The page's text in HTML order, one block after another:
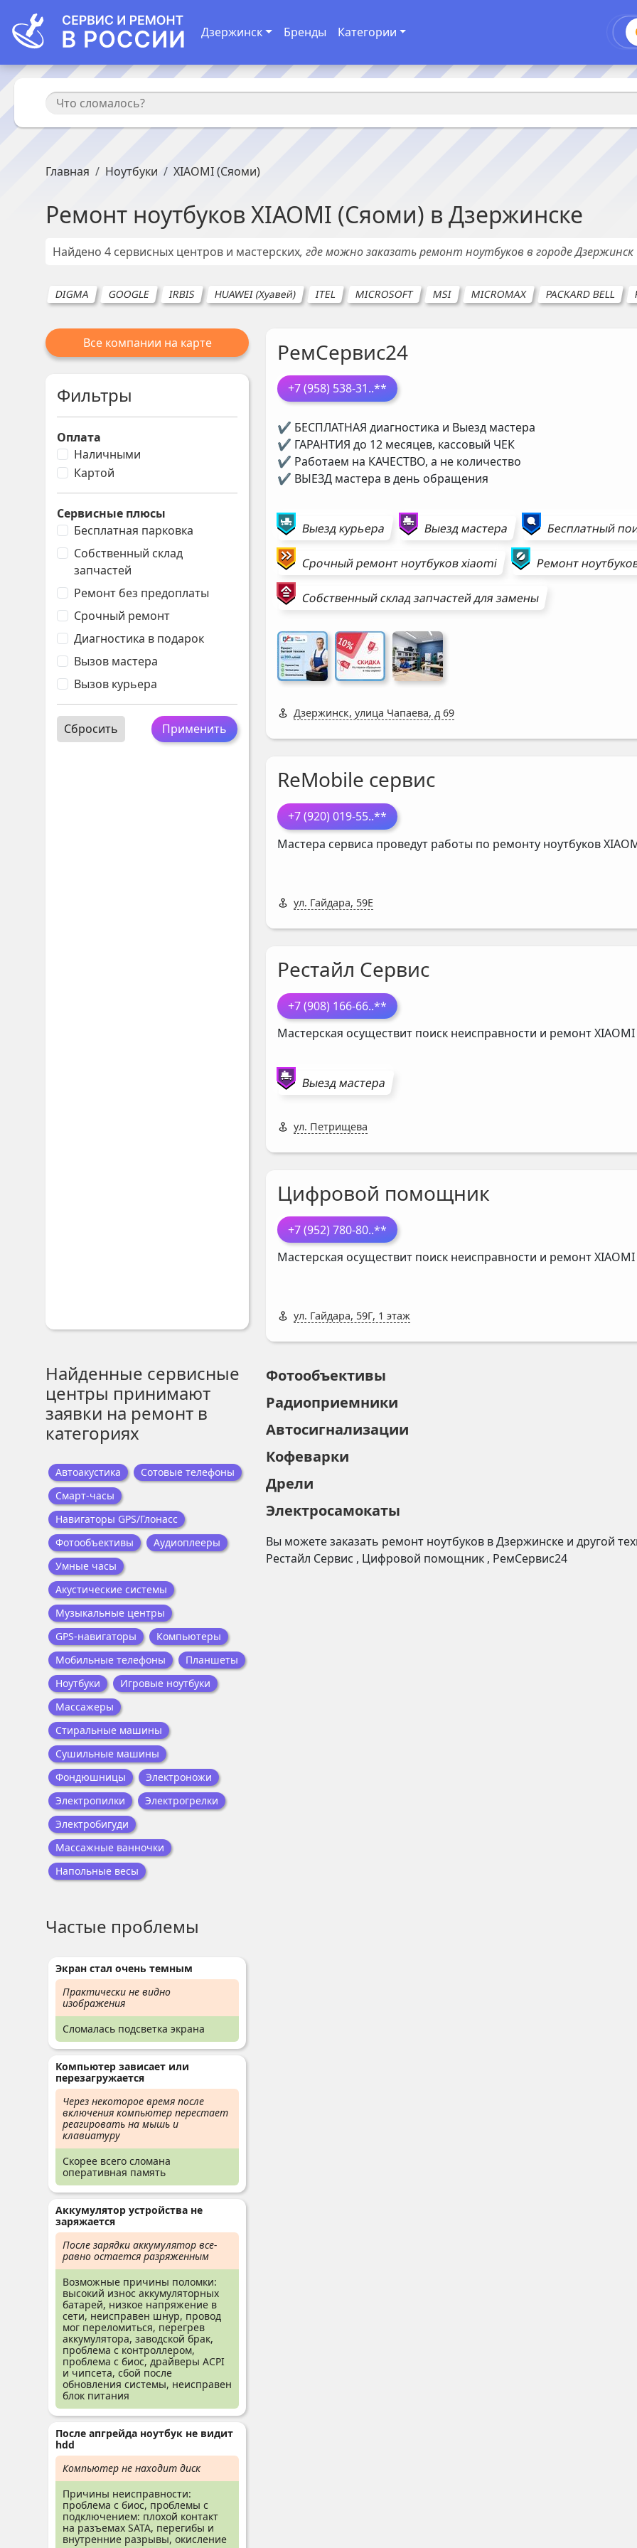
Дзержинск Бренды Категории
Главная Ноутбуки XIAOMI (Сяоми)
Ремонт ноутбуков XIAOMI (Сяоми) в Дзержинске
Найдено 4 сервисных центров и мастерских, где можно заказать ремонт ноутбуков в городеДзержинск
DIGMA GOOGLE IRBIS HUAWEI (Хуавей) ITEL MICROSOFT MSI MICROMAX PACKARD BELL
Все компании на карте
Фильтры
Оплата
Наличными
Картой
Сервисные плюсы
Бесплатная парковка
Собственный склад
запчастей
Ремонт без предоплаты
Срочный ремонт
Диагностика в подарок
Вызов мастера
Вызов курьера
Применить
Сбросить
Найденные сервисные
центры принимают
заявки на ремонт в
категориях
Автоакустика
Сотовые телефоны
Смарт-часы
Навигаторы GPS/Глонасс
Фотообъективы
Аудиоплееры
Умные часы
Акустические системы
Музыкальные центры
GPS-навигаторы
Компьютеры
Мобильные телефоны
Планшеты
Ноутбуки
Игровые ноутбуки
Массажеры
Стиральные машины
Сушильные машины
Фондюшницы
Электроножи
Электропилки
Электрогрелки
Электробигуди
Массажные ванночки
Напольные весы
Частые проблемы
Экран стал очень темным
Практически не видно
изображения
Сломалась подсветка экрана
Компьютер зависает или
перезагружается
Через некоторое время после
включения компьютер перестает
реагировать на мышь и
клавиатуру
Скорее всего сломана
оперативная память
Аккумулятор устройства не
заряжается
После зарядки аккумулятор все-
равно остается разряженным
Возможные причины поломки:
высокий износ аккумуляторных
батарей, низкое напряжение в
сети, неисправен шнур, провод
мог переломиться, перегрев
аккумулятора, заводской брак,
проблема с контроллером,
проблема с биос, драйверы ACPI
и чипсета, сбой после
обновления системы, неисправен
блок питания
После апгрейда ноутбук не видит
hdd
Компьютер не находит диск
Причины неисправности:
проблема с биос, проблемы с
подключением: плохой контакт
на разъемах SATA, перегибы и
внутренние разрывы, окисление
РемСервис24
+7 (958) 538-31..**
✔ БЕСПЛАТНАЯ диагностика и Выезд мастера
✔ ГАРАНТИЯ до 12 месяцев, кассовый ЧЕК
✔ Работаем на КАЧЕСТВО, а не количество
✔ ВЫЕЗД мастера в день обращения
Выезд курьера Выезд мастера Бесплатный
Срочный ремонтноутбуковxiaomi Ремонт
Собственный склад запчастей для замены
Дзержинск, улица Чапаева, д 69
ReMobile сервис
+7 (920) 019-55..**
Мастера сервиса проведут работы по ремонту ноутбуков
ул. Гайдара, 59Е
Рестайл Сервис
+7 (908) 166-66..**
Мастерская осуществит поиск неисправности и ремонтXIAOMI
Выезд мастера
ул. Петрищева
Цифровой помощник
+7 (952) 780-80..**
Мастерская осуществит поиск неисправности и ремонтXIAOMI
ул. Гайдара, 59Г, 1 этаж
Фотообъективы
Радиоприемники
Автосигнализации
Кофеварки
Дрели
Электросамокаты
Вы можете заказать ремонт ноутбуков вДзержинске и другой
Рестайл Сервис , Цифровой помощник , РемСервис24